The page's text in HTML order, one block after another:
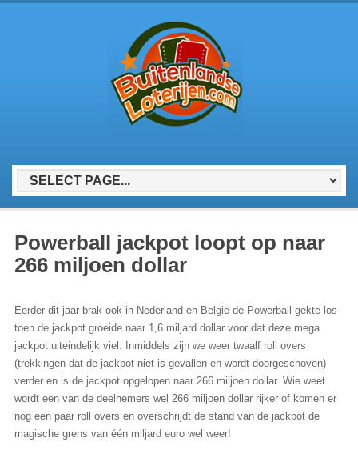
Powerball jackpot loopt op naar
266 miljoen dollar
Eerder dit jaar brak ook in Nederland en België de Powerball-gekte los
toen de jackpot groeide naar 1,6 miljard dollar voor dat deze mega
jackpot uiteindelijk viel. Inmiddels zijn we weer twaalf roll overs
(trekkingen dat de jackpot niet is gevallen en wordt doorgeschoven)
verder en is de jackpot opgelopen naar 266 miljoen dollar. Wie weet
wordt een van de deelnemers wel 266 miljoen dollar rijker of komen er
nog een paar roll overs en overschrijdt de stand van de jackpot de
magische grens van één miljard euro wel weer!